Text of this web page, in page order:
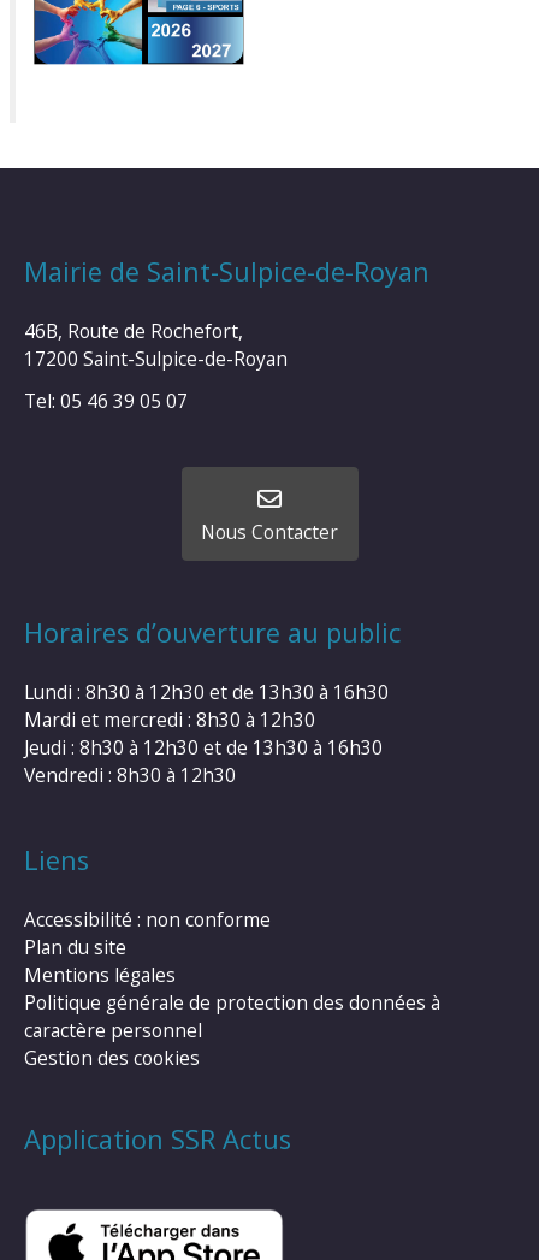
Mairie de Saint-Sulpice-de-Royan
46B, Route de Rochefort,
17200 Saint-Sulpice-de-Royan
Tel: 05 46 39 05 07
Nous Contacter
Horaires d’ouverture au public
Lundi : 8h30 à 12h30 et de 13h30 à 16h30
Mardi et mercredi : 8h30 à 12h30
Jeudi : 8h30 à 12h30 et de 13h30 à 16h30
Vendredi : 8h30 à 12h30
Liens
Accessibilité : non conforme
Plan du site
Mentions légales
Politique générale de protection des données à
caractère personnel
Gestion des cookies
Application SSR Actus